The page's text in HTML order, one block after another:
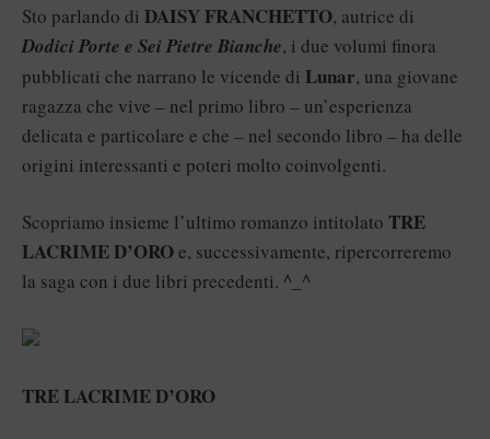
Sto parlando di DAISY FRANCHETTO, autrice di
Dodici Porte e Sei Pietre Bianche, i due volumi finora
pubblicati che narrano le vicende di Lunar, una giovane
ragazza che vive – nel primo libro – un’esperienza
delicata e particolare e che – nel secondo libro – ha delle
origini interessanti e poteri molto coinvolgenti.
Scopriamo insieme l’ultimo romanzo intitolato TRE
LACRIME D’OROe, successivamente, ripercorreremo
la saga con i due libri precedenti. ^_^
TRE LACRIME D’ORO